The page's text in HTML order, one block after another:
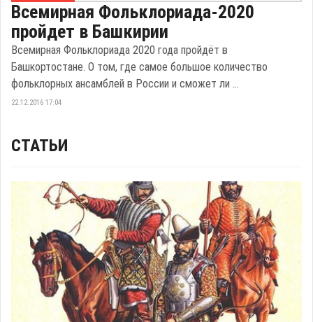
Всемирная Фольклориада-2020
пройдет в Башкирии
Всемирная Фольклориада 2020 года пройдёт в
Башкортостане. О том, где самое большое количество
фольклорных ансамблей в России и сможет ли ...
22.12.2016 17:04
СТАТЬИ